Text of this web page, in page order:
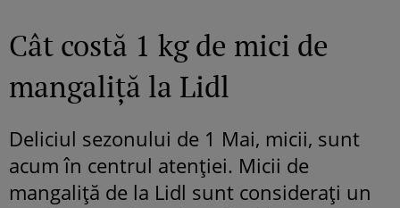
Cât costă 1 kg de mici de
mangaliță la Lidl
Deliciul sezonului de 1 Mai, micii, sunt
acum în centrul atenției. Micii de
mangaliță de la Lidl sunt considerați un